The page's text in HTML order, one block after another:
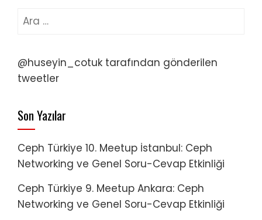
Arama:
@huseyin_cotuk tarafından gönderilen
tweetler
Son Yazılar
Ceph Türkiye 10. Meetup İstanbul: Ceph
Networking ve Genel Soru-Cevap Etkinliği
Ceph Türkiye 9. Meetup Ankara: Ceph
Networking ve Genel Soru-Cevap Etkinliği